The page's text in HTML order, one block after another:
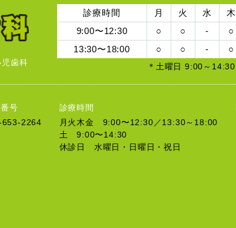
歯科
診療時間 月 火 水 木
9:00〜12:30
○ ○ - ○
13:30〜18:00
○ ○ - ○
＊土曜日 9:00～14:30
号
653-2264
診療時間
月火木金 9:00〜12:30／13:30～18:00
土 9:00〜14:30
休診日 水曜日・日曜日・祝日